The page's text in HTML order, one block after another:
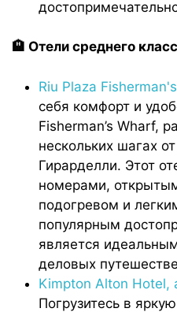
🏨 Отели среднего
Riu Plaza
себя комфорт и
Fisherman’s Wharf,
нескольких шагах
Гирарделли. Этот
номерами,
подогревом и
популярным
является
деловых
Kimpton Alton Hotel,
Погрузитесь в